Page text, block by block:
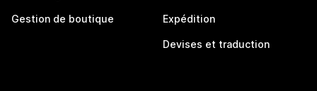
Gestion de boutique Expédition
Devises et traduction